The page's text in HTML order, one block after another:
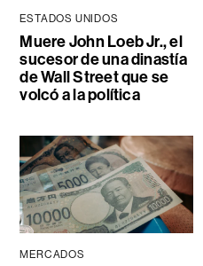
ESTADOS UNIDOS
Muere John Loeb Jr., el
sucesor de una dinastía
de Wall Street que se
volcó a la política
MERCADOS